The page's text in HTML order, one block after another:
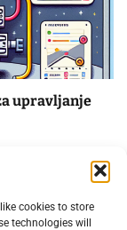
cookies to store
technologies will
upravljanje